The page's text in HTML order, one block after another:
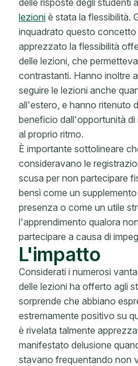
delle risposte degli studenti
lezioni è stata la flessibilità.
inquadrato questo concetto
apprezzato la flessibilità
delle lezioni, che
contrastanti. Hanno inoltre
seguire le lezioni anche
all'estero, e hanno ritenuto
beneficio dall'opportunità
al proprio ritmo.
È importante sottolineare
consideravano le
scusa per non partecipare
bensì come un
presenza o come un utile
l'apprendimento qualora
partecipare a causa di
L'impatto
Considerati i numerosi
delle lezioni ha offerto agli
sorprende che abbiano
estremamente positivo su
è rivelata talmente
manifestato delusione
stavano frequentando non